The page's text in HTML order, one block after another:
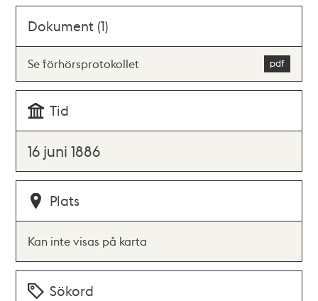
Dokument (1)
Se förhörsprotokollet
Tid
16 juni 1886
Plats
Kan inte visas på karta
Sökord